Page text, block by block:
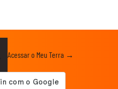
Acessar o Meu Terra →